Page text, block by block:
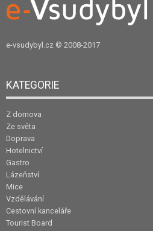
e-vsudybyl.cz © 2008-2017
KATEGORIE
Z domova
Ze světa
Doprava
Hotelnictví
Gastro
Lázeňství
Mice
Vzdělávání
Cestovní kanceláře
Tourist Board